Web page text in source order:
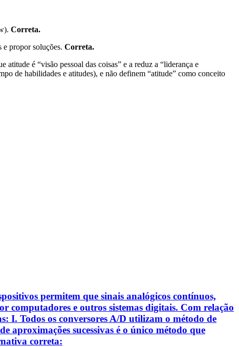
Correta.
e propor soluções. Correta.
é “visão pessoal das coisas” e a reduz a “liderança e
de habilidades e atitudes), e não definem “atitude” como conceito
permitem que sinais analógicos contínuos,
computadores e outros sistemas digitais. Com relação
I. Todos os conversores A/D utilizam o método de
aproximações sucessivas é o único método que
correta: